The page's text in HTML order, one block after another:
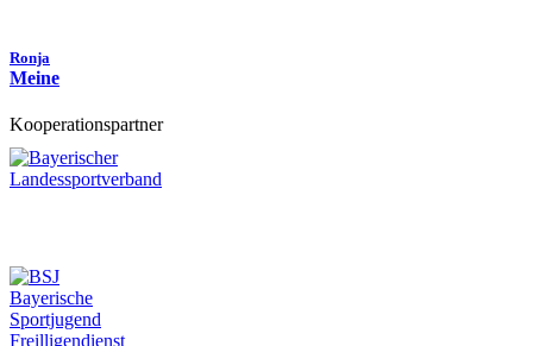
Ronja
Meine
Kooperationspartner